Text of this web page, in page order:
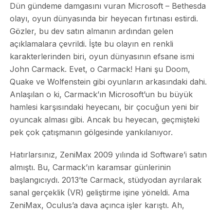
Dün gündeme damgasını vuran Microsoft – Bethesda
olayı, oyun dünyasında bir heyecan fırtınası estirdi.
Gözler, bu dev satın almanın ardından gelen
açıklamalara çevrildi. İşte bu olayın en renkli
karakterlerinden biri, oyun dünyasının efsane ismi
John Carmack. Evet, o Carmack! Hani şu Doom,
Quake ve Wolfenstein gibi oyunların arkasındaki dahi.
Anlaşılan o ki, Carmack’ın Microsoft’un bu büyük
hamlesi karşısındaki heyecanı, bir çocuğun yeni bir
oyuncak alması gibi. Ancak bu heyecan, geçmişteki
pek çok çatışmanın gölgesinde yankılanıyor.
Hatırlarsınız, ZeniMax 2009 yılında id Software’i satın
almıştı. Bu, Carmack’ın karamsar günlerinin
başlangıcıydı. 2013’te Carmack, stüdyodan ayrılarak
sanal gerçeklik (VR) geliştirme işine yöneldi. Ama
ZeniMax, Oculus’a dava açınca işler karıştı. Ah,